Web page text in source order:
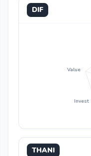
DIF
Invest
Value
THANI